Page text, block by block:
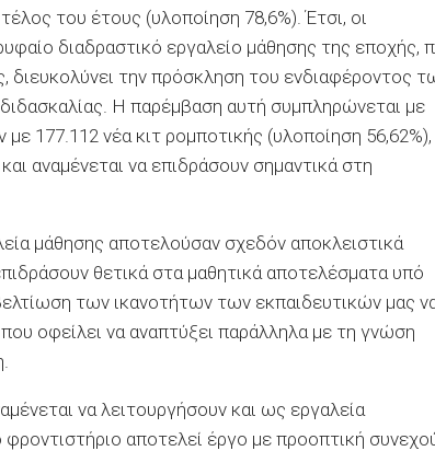
του έτους (υλοποίηση 78,6%). Έτσι, οι
διαδραστικό εργαλείο μάθησης της εποχής,
διευκολύνει την πρόσκληση του ενδιαφέροντος
Η παρέμβαση αυτή συμπληρώνεται με
177.112 νέα κιτ ρομποτικής (υλοποίηση 56,62%),
αναμένεται να επιδράσουν σημαντικά στη
μάθησης αποτελούσαν σχεδόν αποκλειστικά
θετικά στα μαθητικά αποτελέσματα υπό
των ικανοτήτων των εκπαιδευτικών μας
οφείλει να αναπτύξει παράλληλα με τη γνώση
να λειτουργήσουν και ως εργαλεία
αποτελεί έργο με προοπτική